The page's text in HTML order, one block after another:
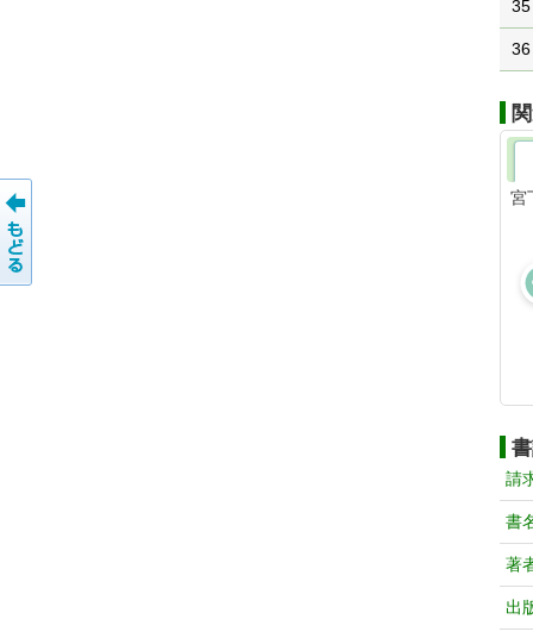
35
36
宮
請
書
著
出